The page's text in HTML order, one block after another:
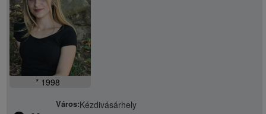
* 1998
Város:Kézdivásárhely